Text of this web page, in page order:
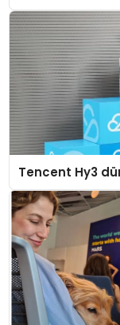
Tencent Hy3